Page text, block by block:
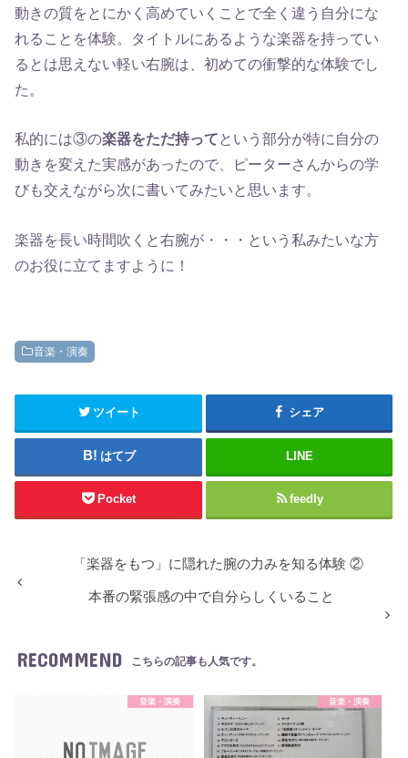
動きの質をとにかく高めていくことで全く違う自分にな
れることを体験。タイトルにあるような楽器を持ってい
るとは思えない軽い右腕は、初めての衝撃的な体験でし
た。
私的には③の楽器をただ持ってという部分が特に自分の
動きを変えた実感があったので、ピーターさんからの学
びも交えながら次に書いてみたいと思います。
楽器を長い時間吹くと右腕が・・・という私みたいな方
のお役に立てますように！
音楽・演奏
ツイート シェア
はてブ LINE
Pocket feedly
「楽器をもつ」に隠れた腕の力みを知る体験 ②
本番の緊張感の中で自分らしくいること
RECOMMEND こちらの記事も人気です。
音楽・演奏 音楽・演奏